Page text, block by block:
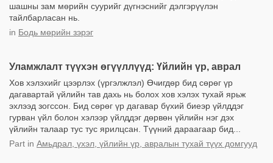
шашны зам мөрийн суурийг дүгнэснийг дэлгэрүүлэн
тайлбарласан нь.
in Бодь мөрийн зэрэг
Уламжлалт түүхэн өгүүллүүд: Үйлийн үр, аврал
Хов хэлэхийг цээрлэх (үргэлжлэл) Өчигдөр бид сөрөг үр
дагавартай үйлийн тав дахь нь болох хов хэлэх тухай ярьж
эхлээд зогссон. Бид сөрөг үр дагавар бүхий биеэр үйлддэг
гурван үйл болон хэлээр үйлддэг дөрвөн үйлийн нэг дэх
үйлийн талаар тус тус ярилцсан. Түүний дараагаар бид...
Part in Амьдрал, үхэл, үйлийн үр, авралын тухай түүх домгууд